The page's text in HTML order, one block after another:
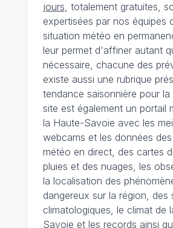
jours, totalement gratuites,
expertisées par nos équipes
situation météo en
leur permet d'affiner autant
nécessaire, chacune des
existe aussi une rubrique
tendance saisonnière pour la
site est également un portail
la Haute-Savoie avec les
webcams et les données
météo en direct, des cartes
pluies et des nuages, les
la localisation des
dangereux sur la région, des
climatologiques, le climat de
Savoie et les records ainsi